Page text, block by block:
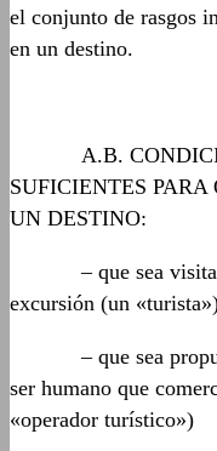
el conjunto de rasgos
en un destino.
A.B.
SUFICIENTES
UN DESTINO:
……….– que sea
excursión (un
……….– que sea
ser humano que
«operador turístico»)